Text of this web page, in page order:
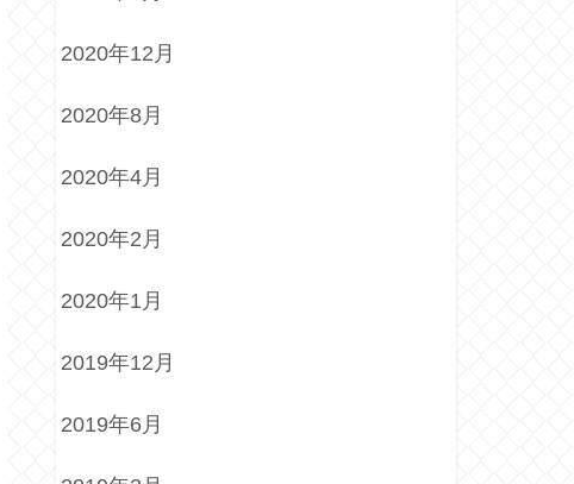
2020年12月
2020年8月
2020年4月
2020年2月
2020年1月
2019年12月
2019年6月